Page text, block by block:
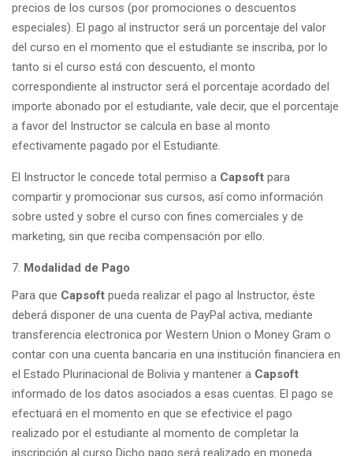
precios de los cursos (por promociones o descuentos
especiales). El pago al instructor será un porcentaje del valor
del curso en el momento que el estudiante se inscriba, por lo
tanto si el curso está con descuento, el monto
correspondiente al instructor será el porcentaje acordado del
importe abonado por el estudiante, vale decir, que el porcentaje
a favor del Instructor se calcula en base al monto
efectivamente pagado por el Estudiante.
El Instructor le concede total permiso a Capsoft para
compartir y promocionar sus cursos, así como información
sobre usted y sobre el curso con fines comerciales y de
marketing, sin que reciba compensación por ello.
Modalidad de Pago
Para que Capsoft pueda realizar el pago al Instructor, éste
deberá disponer de una cuenta de PayPal activa, mediante
transferencia electronica por Western Union o Money Gram o
contar con una cuenta bancaria en una institución financiera en
el Estado Plurinacional de Bolivia y mantener a Capsoft
informado de los datos asociados a esas cuentas. El pago se
efectuará en el momento en que se efectivice el pago
realizado por el estudiante al momento de completar la
inscripción al curso Dicho pago será realizado en moneda